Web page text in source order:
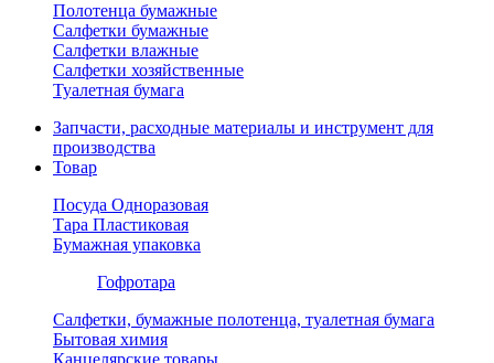
Полотенца бумажные
Салфетки бумажные
Салфетки влажные
Салфетки хозяйственные
Туалетная бумага
Запчасти, расходные материалы и инструмент для
производства
Товар
Посуда Одноразовая
Тара Пластиковая
Бумажная упаковка
Гофротара
Салфетки, бумажные полотенца, туалетная бумага
Бытовая химия
Канцелярские товары